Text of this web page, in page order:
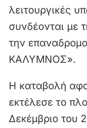
λειτουργικές
συνδέονται με
την
ΚΑΛΥΜΝΟΣ».
Η καταβολή
εκτέλεσε το
Δεκέμβριο του